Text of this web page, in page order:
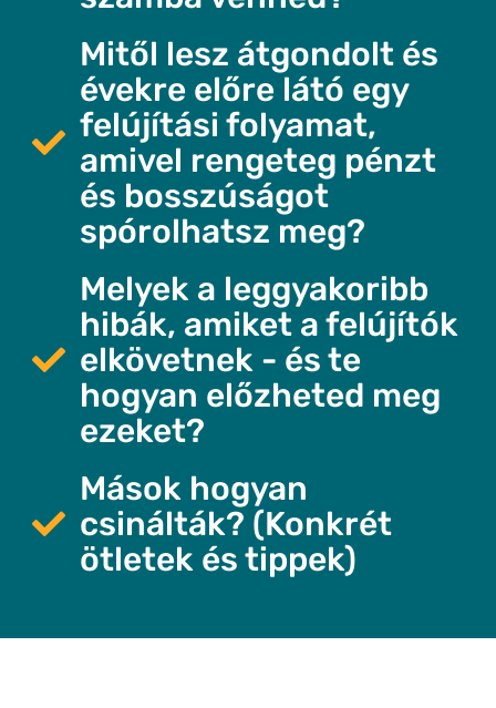
Mitől lesz átgondolt és
évekre előre látó egy
felújítási folyamat,
amivel rengeteg pénzt
és bosszúságot
spórolhatsz meg?
Melyek a leggyakoribb
hibák, amiket a felújítók
elkövetnek - és te
hogyan előzheted meg
ezeket?
Mások hogyan
csinálták? (Konkrét
ötletek és tippek)